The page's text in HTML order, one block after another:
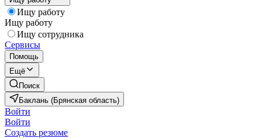
Ищу работу
Ищу работу
Ищу сотрудника
Сервисы
Помощь
Ещё
Поиск
Баклань (Брянская область)
Войти
Войти
Создать резюме